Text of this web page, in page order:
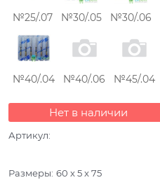
№25/.07 №30/.05 №30/.06
№40/.04 №40/.06 №45/.04
Нет в наличии
Артикул:
Размеры: 60 x 5 x 75